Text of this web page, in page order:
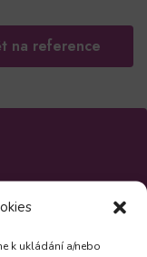
k ukládání a/nebo
na reference